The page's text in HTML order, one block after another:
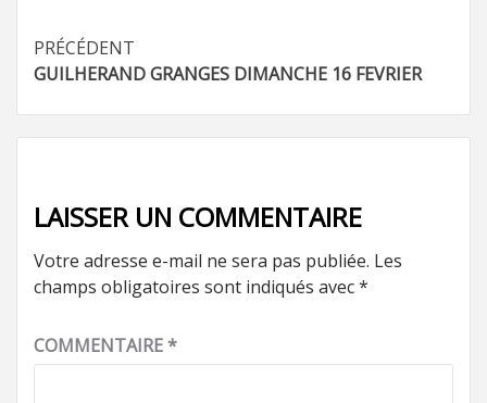
Navigation
d’article
PRÉCÉDENT
GUILHERAND GRANGES DIMANCHE 16 FEVRIER
LAISSER UN COMMENTAIRE
Votre adresse e-mail ne sera pas publiée. Les
champs obligatoires sont indiqués avec*
COMMENTAIRE*